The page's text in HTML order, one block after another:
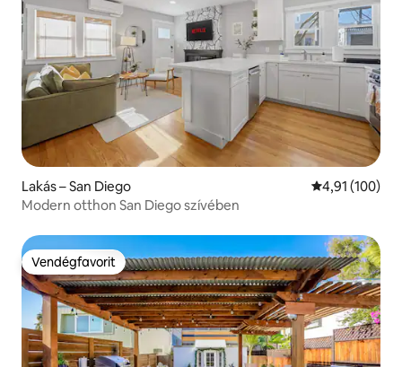
Lakás – San Diego Átlagos
4,91 (100)
Modern otthon San Diego szívében
Vendégfavorit
Vendégfavorit